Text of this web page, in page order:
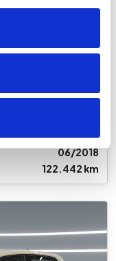
Diesel
06/2018
122.442 km